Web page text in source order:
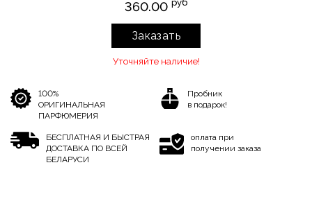
360.00 руб
Заказать
Уточняйте наличие!
100%
ОРИГИНАЛЬНАЯ
ПАРФЮМЕРИЯ
Пробник
в подарок!
БЕСПЛАТНАЯ И БЫСТРАЯ
ДОСТАВКА ПО ВСЕЙ
БЕЛАРУСИ
оплата при
получении заказа